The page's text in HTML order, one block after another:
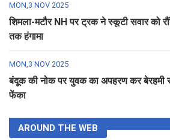
MON,3 NOV 2025
शिमला-मटौर NH पर ट्रक ने स्कूटी सवार को
तक हंगामा
MON,3 NOV 2025
बंदूक की नोक पर युवक का अपहरण कर बेरहमी
फेंका
AROUND THE WEB